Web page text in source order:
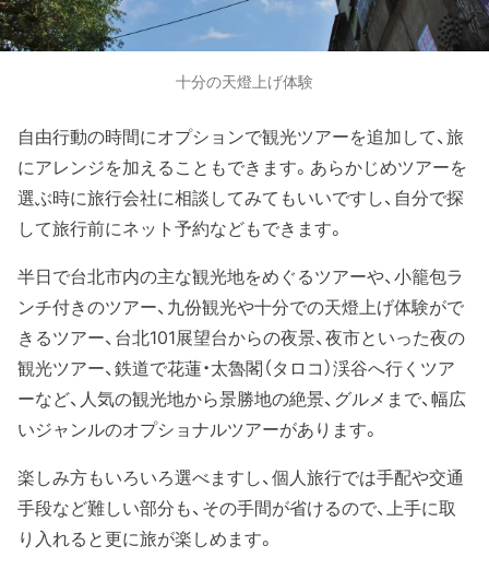
十分の天燈上げ体験
自由行動の時間にオプションで観光ツアーを追加して、旅
にアレンジを加えることもできます。あらかじめツアーを
選ぶ時に旅行会社に相談してみてもいいですし、自分で探
して旅行前にネット予約などもできます。
半日で台北市内の主な観光地をめぐるツアーや、小籠包ラ
ンチ付きのツアー、九份観光や十分での天燈上げ体験がで
きるツアー、台北101展望台からの夜景、夜市といった夜の
観光ツアー、鉄道で花蓮・太魯閣（タロコ）渓谷へ行くツア
ーなど、人気の観光地から景勝地の絶景、グルメまで、幅広
いジャンルのオプショナルツアーがあります。
楽しみ方もいろいろ選べますし、個人旅行では手配や交通
手段など難しい部分も、その手間が省けるので、上手に取
り入れると更に旅が楽しめます。